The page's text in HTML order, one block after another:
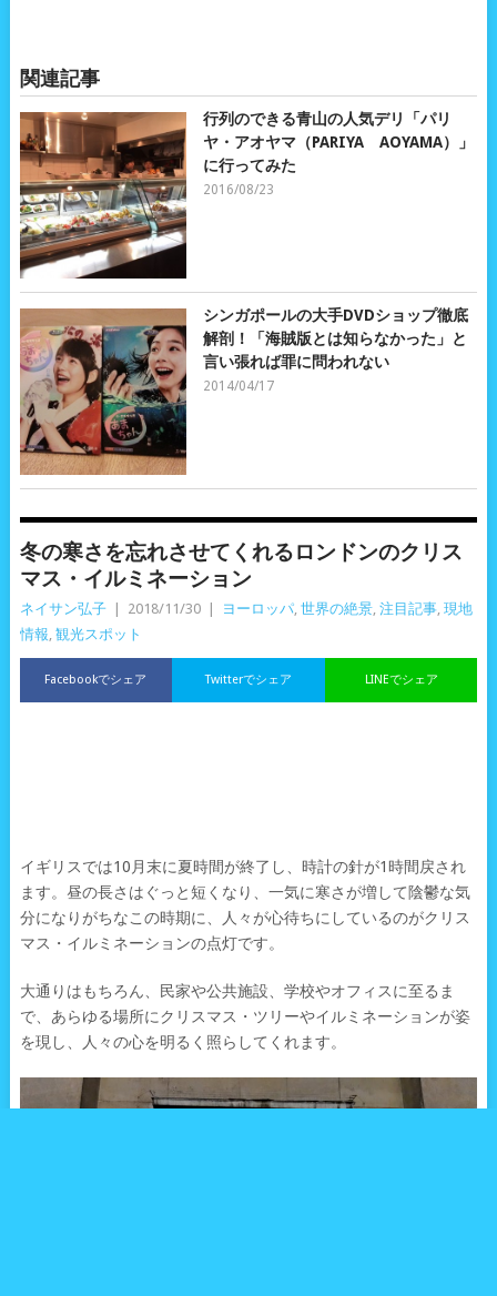
関連記事
行列のできる青山の人気デリ「パリ
ヤ・アオヤマ（PARIYA AOYAMA）」
に行ってみた
2016/08/23
シンガポールの大手DVDショップ徹底
解剖！「海賊版とは知らなかった」と
言い張れば罪に問われない
2014/04/17
冬の寒さを忘れさせてくれるロンドンのクリス
マス・イルミネーション
ネイサン弘子 2018/11/30 ヨーロッパ, 世界の絶景, 注目記事, 現地
情報, 観光スポット
Facebookでシェア LINEでシェア
Twitterでシェア
イギリスでは10月末に夏時間が終了し、時計の針が1時間戻され
ます。昼の長さはぐっと短くなり、一気に寒さが増して陰鬱な気
分になりがちなこの時期に、人々が心待ちにしているのがクリス
マス・イルミネーションの点灯です。
大通りはもちろん、民家や公共施設、学校やオフィスに至るま
で、あらゆる場所にクリスマス・ツリーやイルミネーションが姿
を現し、人々の心を明るく照らしてくれます。